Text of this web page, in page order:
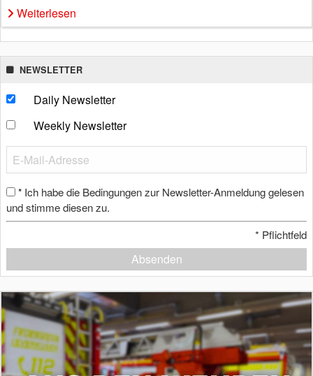
Weiterlesen
NEWSLETTER
Daily Newsletter
Weekly Newsletter
* Ich habe die Bedingungen zur Newsletter-Anmeldung gelesen
und stimme diesen zu.
* Pflichtfeld
Absenden